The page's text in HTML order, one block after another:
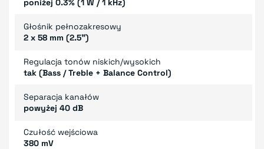
poniżej 0.3% (1 W / 1 kHz)
Głośnik pełnozakresowy
2 x 58 mm (2.5")
Regulacja tonów niskich/wysokich
tak (Bass / Treble + Balance Control)
Separacja kanałów
powyżej 40 dB
Czułość wejściowa
380 mV